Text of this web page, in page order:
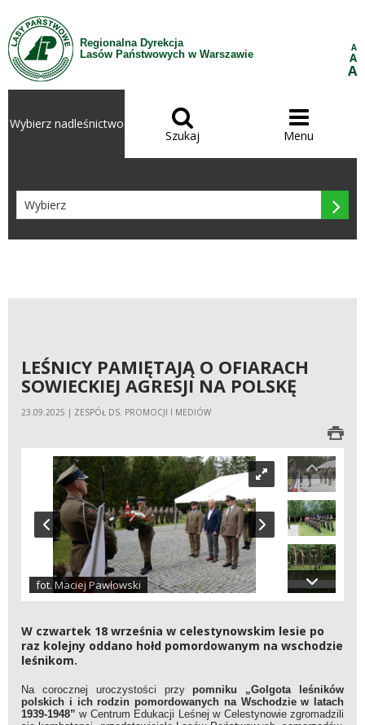
Przejdź do treści
Regionalna Dyrekcja
Lasów Państwowych w Warszawie
A
A
A
Wybierz nadleśnictwo 
Szukaj

Menu

LEŚNICY PAMIĘTAJĄ O OFIARACH
SOWIECKIEJ AGRESJI NA POLSKĘ
23.09.2025 | ZESPÓŁ DS. PROMOCJI I MEDIÓW
fot. Maciej Pawłowski
W czwartek 18 września w celestynowskim lesie po
raz kolejny oddano hołd pomordowanym na wschodzie
leśnikom.
Na corocznej uroczystości przypomniku „Golgota leśników
polskich i ich rodzin pomordowanych na Wschodzie w latach
1939-1948” w Centrum Edukacji Leśnej w Celestynowie zgromadzili